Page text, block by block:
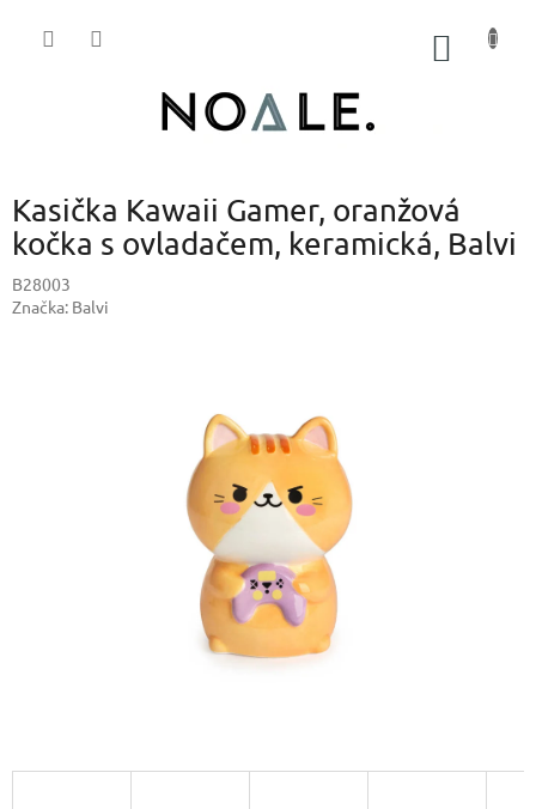
Kasička Kawaii Gamer, oranžová
kočka s ovladačem, keramická, Balvi
B28003
Značka: Balvi